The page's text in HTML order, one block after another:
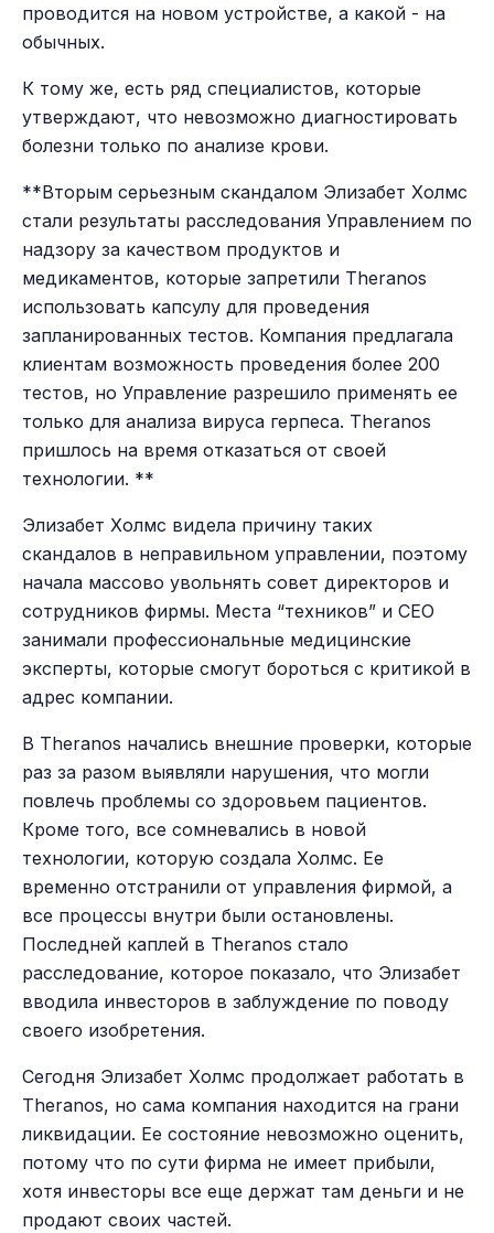
проводится на новом устройстве, а какой - на
обычных.
К тому же, есть ряд специалистов, которые
утверждают, что невозможно диагностировать
болезни только по анализе крови.
**Вторым серьезным скандалом Элизабет Холмс
стали результаты расследования Управлением по
надзору за качеством продуктов и
медикаментов, которые запретили Theranos
использовать капсулу для проведения
запланированных тестов. Компания предлагала
клиентам возможность проведения более 200
тестов, но Управление разрешило применять ее
только для анализа вируса герпеса. Theranos
пришлось на время отказаться от своей
технологии. **
Элизабет Холмс видела причину таких
скандалов в неправильном управлении, поэтому
начала массово увольнять совет директоров и
сотрудников фирмы. Места “техников” и СЕО
занимали профессиональные медицинские
эксперты, которые смогут бороться с критикой в
адрес компании.
В Theranos начались внешние проверки, которые
раз за разом выявляли нарушения, что могли
повлечь проблемы со здоровьем пациентов.
Кроме того, все сомневались в новой
технологии, которую создала Холмс. Ее
временно отстранили от управления фирмой, а
все процессы внутри были остановлены.
Последней каплей в Theranos стало
расследование, которое показало, что Элизабет
вводила инвесторов в заблуждение по поводу
своего изобретения.
Сегодня Элизабет Холмс продолжает работать в
Theranos, но сама компания находится на грани
ликвидации. Ее состояние невозможно оценить,
потому что по сути фирма не имеет прибыли,
хотя инвесторы все еще держат там деньги и не
продают своих частей.